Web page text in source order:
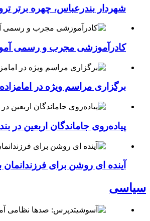
شهردار بندرعباس، چهره برتر
کادرآموزشی مجرب و رسمی
برگزاری مراسم ویژه در
پیاده‌روی جاماندگان اربعین در
آینده ای روشن برای
سیاسی